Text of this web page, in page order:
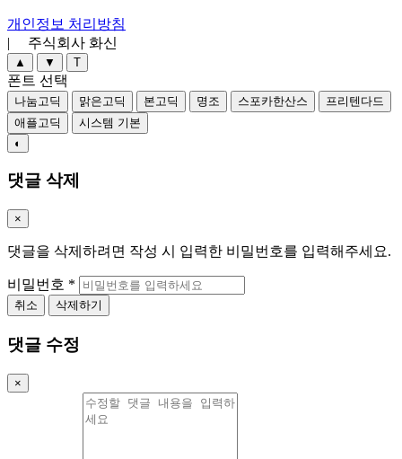
개인정보 처리방침
| 주식회사 화신
▲ ▼ T
폰트 선택
나눔고딕 맑은고딕 본고딕 명조 스포카한산스
프리텐다드
애플고딕
시스템 기본
◐
댓글 삭제
×
댓글을 삭제하려면 작성 시 입력한 비밀번호를 입력해주세요.
비밀번호 *
취소 삭제하기
댓글 수정
×